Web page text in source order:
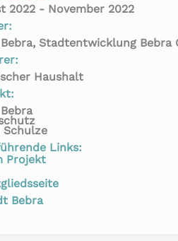
2022 - November 2022
Stadtentwicklung Bebra
Haushalt
Schulze
Links:
Projekt
Bebra